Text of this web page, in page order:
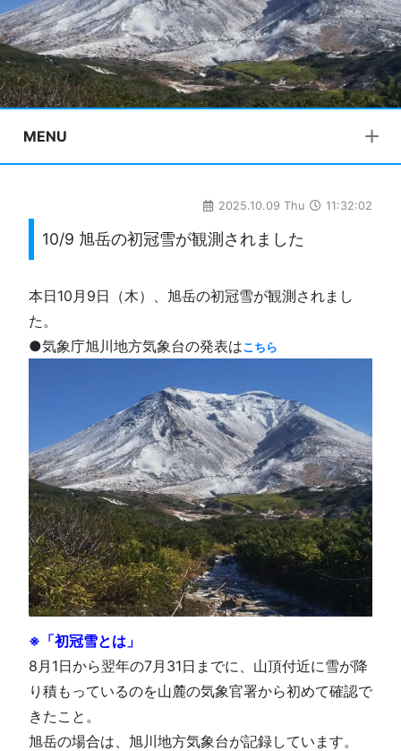
MENU
2025.10.09 Thu 11:32:02
10/9 旭岳の初冠雪が観測されました
本日10月9日（木）、旭岳の初冠雪が観測されまし
た。
●気象庁旭川地方気象台の発表はこちら
※「初冠雪とは」
8月1日から翌年の7月31日までに、山頂付近に雪が降
り積もっているのを山麓の気象官署から初めて確認で
きたこと。
旭岳の場合は、旭川地方気象台が記録しています。